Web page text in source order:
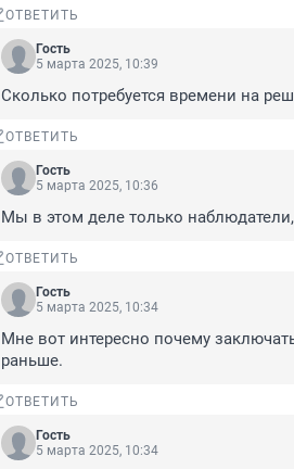
ОТВЕТИТЬ
Гость
5 марта 2025, 10:39
Сколько потребуется времени на
ОТВЕТИТЬ
Гость
5 марта 2025, 10:36
Мы в этом деле только наблюдатели,
ОТВЕТИТЬ
Гость
5 марта 2025, 10:34
Мне вот интересно почему
раньше.
ОТВЕТИТЬ
Гость
5 марта 2025, 10:34